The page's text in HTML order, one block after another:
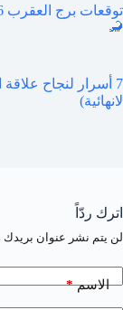
🦂
7 أسرار لنجاح
لانهائية)
اترك ردّاً
لن يتم نشر عنوان بريدك
الاسم*